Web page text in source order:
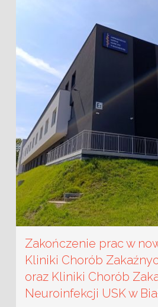
Zakończenie prac w
Kliniki Chorób
oraz Kliniki Chorób
Neuroinfekcji USK w